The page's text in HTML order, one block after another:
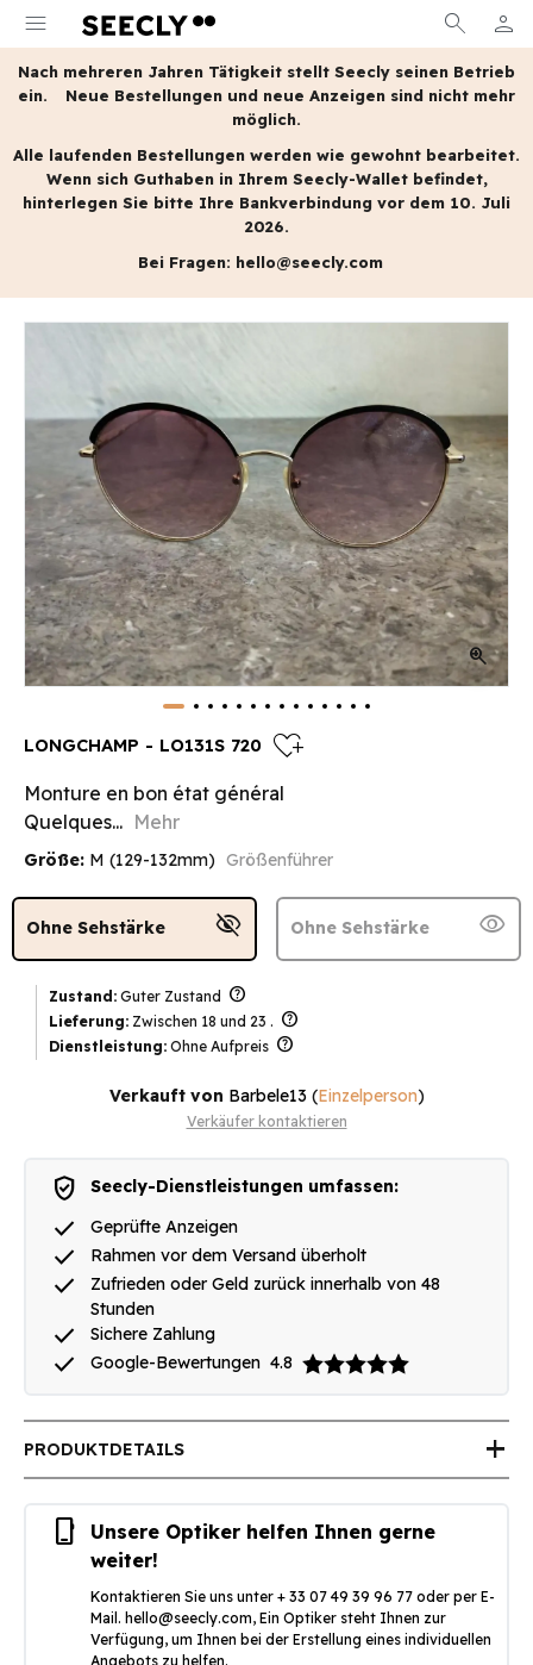
menu search person
MEIN
Nach mehreren Jahren Tätigkeit stellt Seecly seinen Betrieb
ein.
Neue Bestellungen und neue Anzeigen sind nicht mehr
möglich.
Alle laufenden Bestellungen werden wie gewohnt bearbeitet.
Wenn sich Guthaben in Ihrem Seecly-Wallet befindet,
hinterlegen Sie bitte Ihre Bankverbindung vor dem 10. Juli
2026.
Bei Fragen: hello@seecly.com
zoom_in
LONGCHAMP - LO131S 720 heart_plus
Monture en bon état général
Quelques... Mehr
Größe: M (129-132mm) Größenführer
Ohne Sehstärke visibility_off Ohne Sehstärke visibility
Zustand: Guter Zustand help
Lieferung: Zwischen 18 und 23 . help
Dienstleistung: Ohne Aufpreis help
Verkauft von Barbele13(Einzelperson)
Verkäufer kontaktieren
verified_user Seecly-Dienstleistungen umfassen:
done Geprüfte Anzeigen
done Rahmen vor dem Versand überholt
done
Zufrieden oder Geld zurück innerhalb von 48
Stunden
done Sichere Zahlung
done Google-Bewertungen 4.8
PRODUKTDETAILS add
phone_iphone
Unsere Optiker helfen Ihnen gerne
weiter!
Kontaktieren Sie uns unter + 33 07 49 39 96 77 oder per E-
Mail. hello@seecly.com, Ein Optiker steht Ihnen zur
Verfügung, um Ihnen bei der Erstellung eines individuellen
Angebots zu helfen.